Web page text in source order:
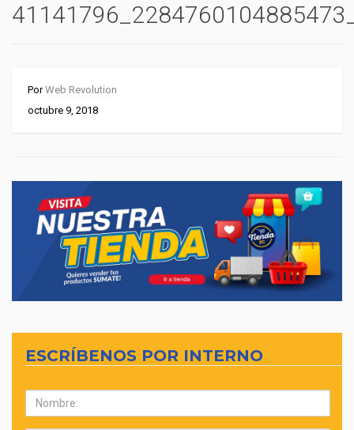
PorWeb Revolution
octubre 9, 2018
ESCRÍBENOS POR INTERNO
Nombre: